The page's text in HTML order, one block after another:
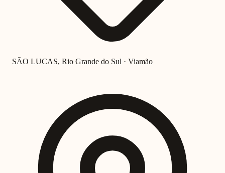
SÃO LUCAS, Rio Grande do Sul · Viamão